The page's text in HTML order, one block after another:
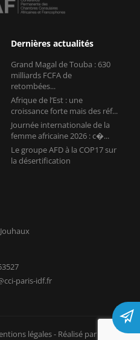
Dernières actualités
Grand Magal de Touba : 630
milliards FCFA de
retombées...
Afrique de l’Est : une
croissance forte mais des réf...
Journée internationale de la
femme africaine 2026 : c�...
Le groupe AFD à la COP17 sur
la désertification
paris-idf.fr
légales- Réalisé par Tokiz